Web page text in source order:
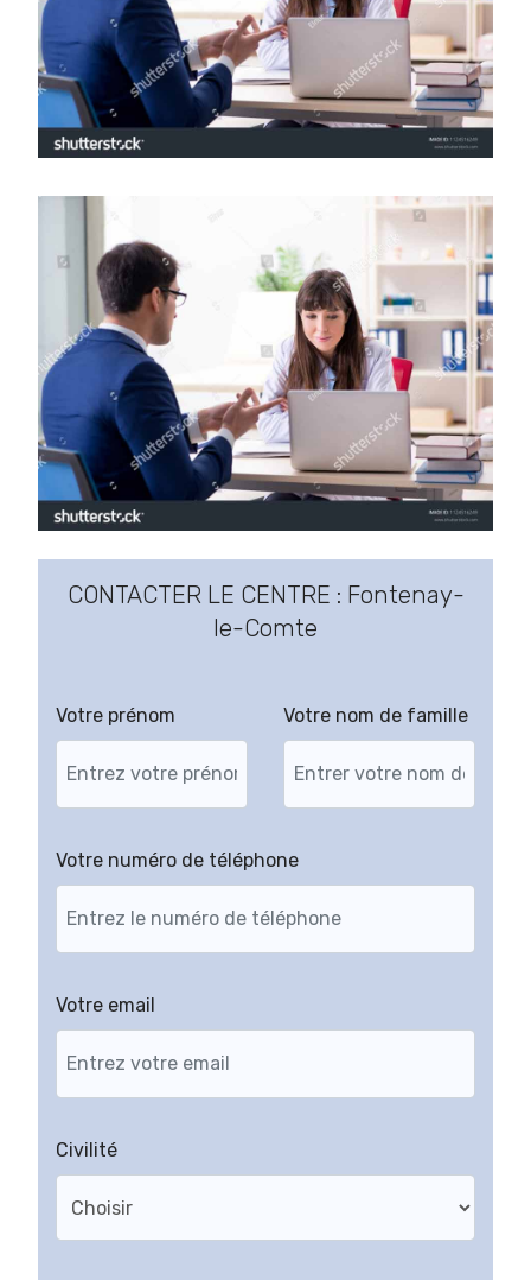
CONTACTER LE CENTRE : Fontenay-
le-Comte
Votre prénom Votre nom de famille
Votre numéro de téléphone
Votre email
Civilité